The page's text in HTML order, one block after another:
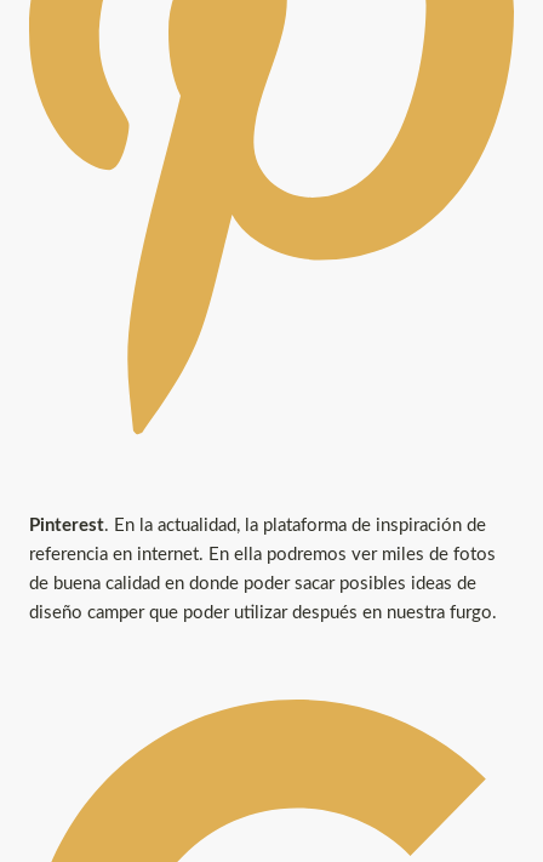
Pinterest. En la actualidad, la plataforma de inspiración de
referencia en internet. En ella podremos ver miles de fotos
de buena calidad en donde poder sacar posibles ideas de
diseño camper que poder utilizar después en nuestra furgo.